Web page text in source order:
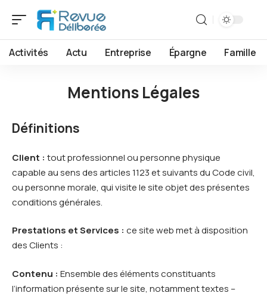
Activités Actu Entreprise Épargne Famille
Mentions Légales
Définitions
Client : tout professionnel ou personne physique
capable au sens des articles 1123 et suivants du Code civil,
ou personne morale, qui visite le site objet des présentes
conditions générales.
Prestations et Services : ce site web met à disposition
des Clients :
Contenu : Ensemble des éléments constituants
l’information présente sur le site, notamment textes –